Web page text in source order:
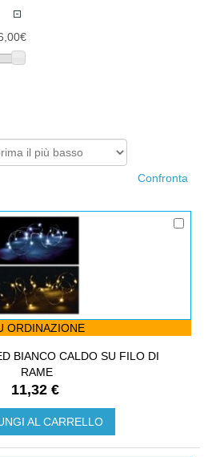
ORDINAZIONE
BIANCO CALDO SU FILO DI
RAME
11,32 €
AL CARRELLO